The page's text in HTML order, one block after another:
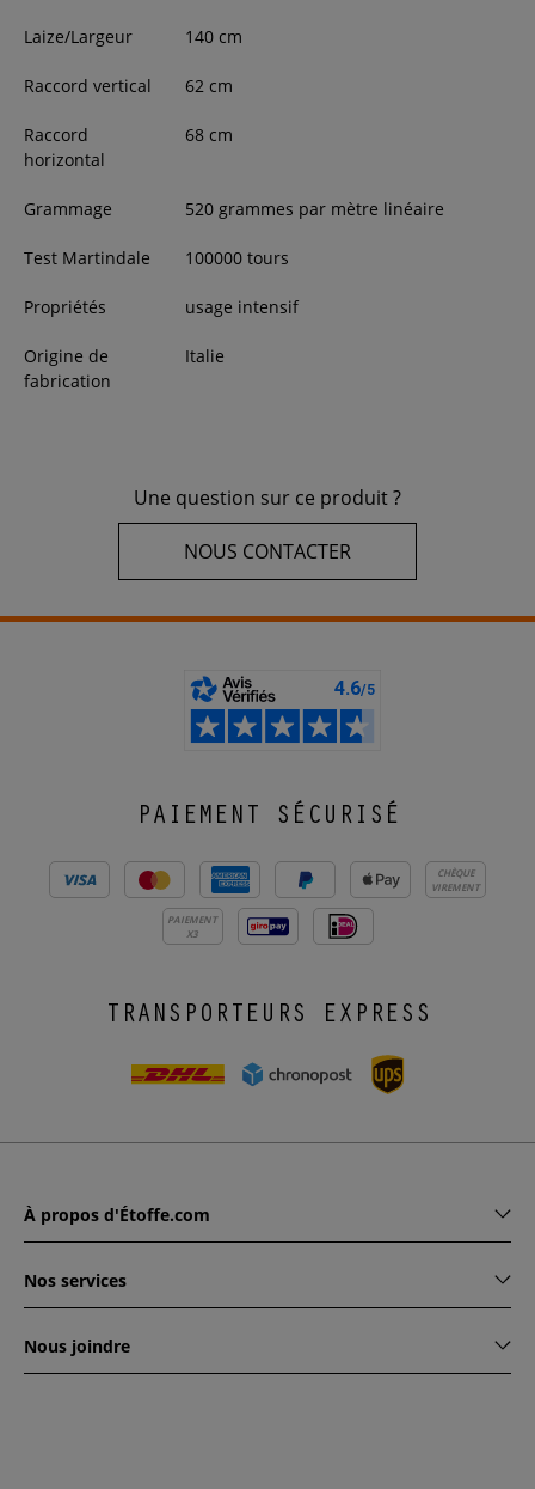
Laize/Largeur 140 cm
Raccord vertical 62 cm
Raccord
horizontal
68 cm
Grammage 520 grammes par mètre linéaire
Test Martindale 100000 tours
Propriétés usage intensif
Origine de
fabrication
Italie
Une question sur ce produit ?
NOUS CONTACTER
PAIEMENT SÉCURISÉ
CHÈQUE
VIREMENT
PAIEMENT
X3
TRANSPORTEURS EXPRESS
À propos d'Étoffe.com
Nos services
Nous joindre